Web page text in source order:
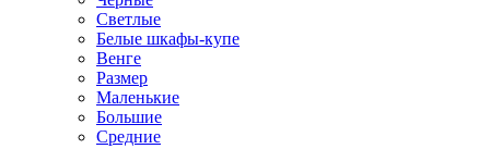
Светлые
Белые шкафы-купе
Венге
Размер
Маленькие
Большие
Средние